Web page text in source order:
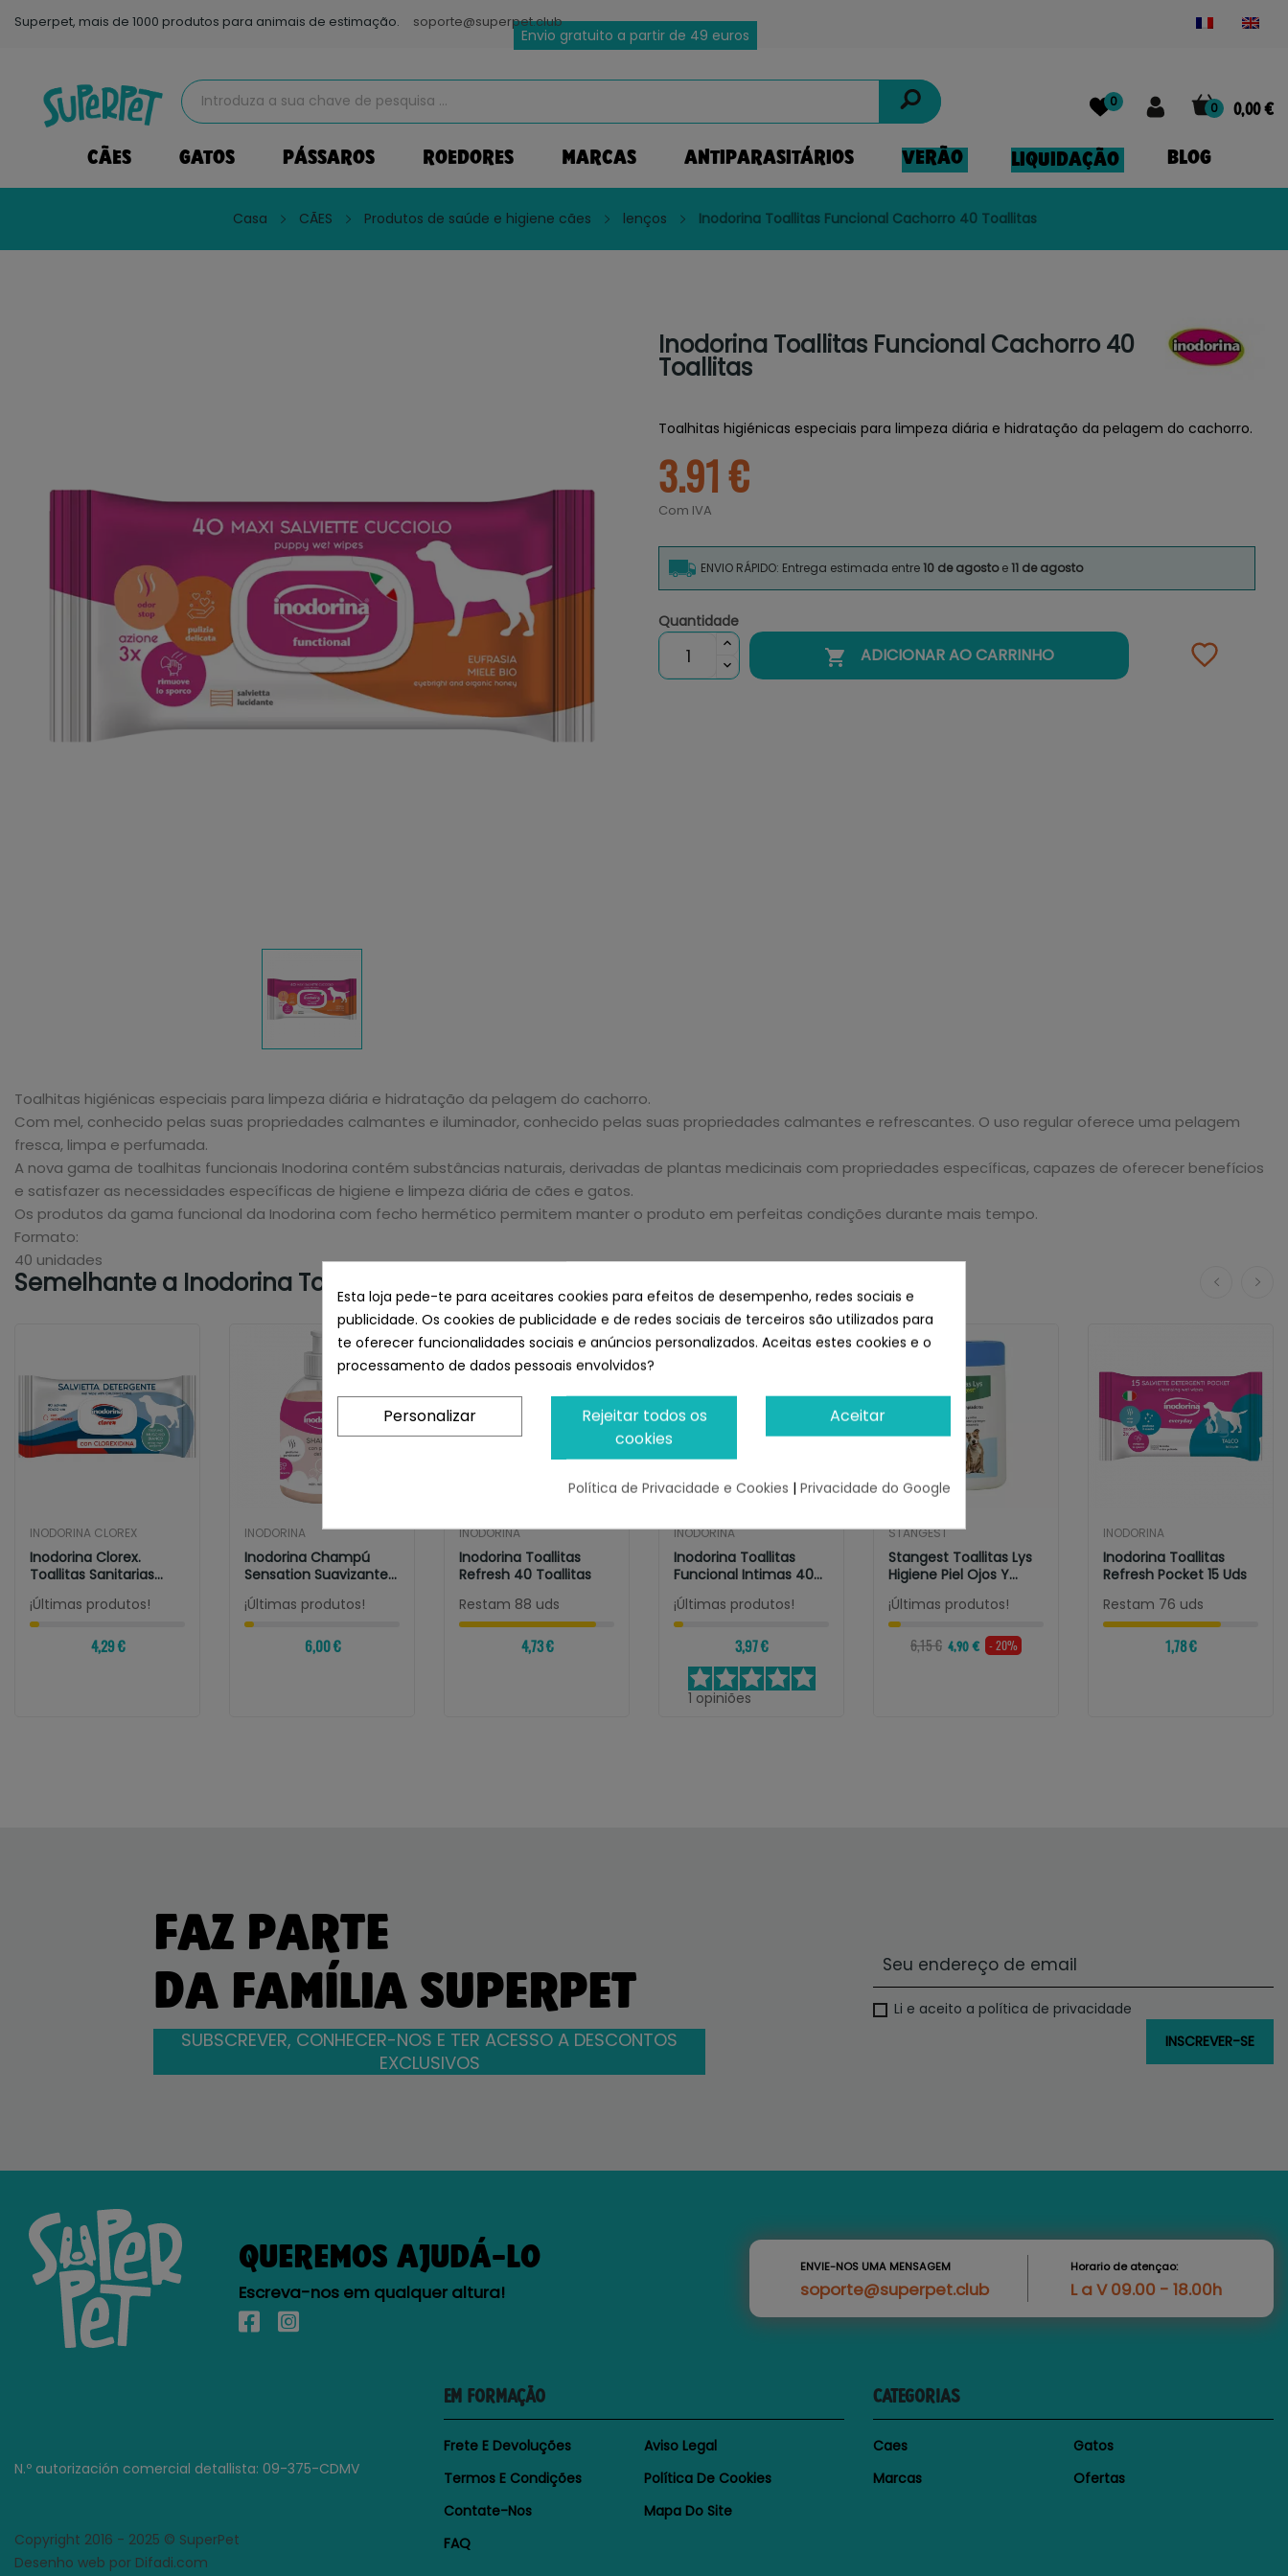
Superpet, mais de 1000 produtos para animais de estimação. soporte@superpet.club
Envio gratuito a partir de 49 euros
0 0,00 €
0
CÃES GATOS PÁSSAROS ROEDORES MARCAS ANTIPARASITÁRIOS VERÃO LIQUIDAÇÃO BLOG
Casa CÃES Produtos de saúde e higiene cães lenços Inodorina Toallitas Funcional Cachorro 40 Toallitas
Inodorina Toallitas Funcional Cachorro 40
Toallitas
Toalhitas higiénicas especiais para limpeza diária e hidratação da pelagem do cachorro.
3.91 €
Com IVA
ENVIO RÁPIDO: Entrega estimada entre10 de agostoe11 de agosto
Quantidade
 ADICIONAR AO CARRINHO
Toalhitas higiénicas especiais para limpeza diária e hidratação da pelagem do cachorro.
Com mel, conhecido pelas suas propriedades calmantes e iluminador, conhecido pelas suas propriedades calmantes e refrescantes. O uso regular oferece uma pelagem
fresca, limpa e perfumada.
A nova gama de toalhitas funcionais Inodorina contém substâncias naturais, derivadas de plantas medicinais com propriedades específicas, capazes de oferecer benefícios
e satisfazer as necessidades específicas de higiene e limpeza diária de cães e gatos.
Os produtos da gama funcional da Inodorina com fecho hermético permitem manter o produto em perfeitas condições durante mais tempo.
Formato:
40 unidades
Semelhante a Inodorina Toallitas Funcional Cachorro 40 Toallitas
INODORINA CLOREX
Inodorina Clorex.
Toallitas Sanitarias
Para Perros...
¡Últimas produtos!
4,29 €
INODORINA
Inodorina Champú
Sensation Suavizante
Para Perros...
¡Últimas produtos!
6,00 €
INODORINA
Inodorina Toallitas
Refresh 40 Toallitas
Restam 88 uds
4,73 €
INODORINA
Inodorina Toallitas
Funcional Intimas 40
Toallitas
¡Últimas produtos!
3,97 €
1 opiniões
STANGEST
Stangest Toallitas Lys
Higiene Piel Ojos Y
Oido
¡Últimas produtos!
6,15 € 4,90 € - 20%
INODORINA
Inodorina Toallitas
Refresh Pocket 15 Uds
Restam 76 uds
1,78 €
FAZ PARTE
DA FAMÍLIA SUPERPET
SUBSCREVER, CONHECER-NOS E TER ACESSO A DESCONTOS
EXCLUSIVOS
Li e aceito a política de privacidade
QUEREMOS AJUDÁ-LO
Escreva-nos em qualquer altura!
ENVIE-NOS UMA MENSAGEM
soporte@superpet.club
Horario de atençao:
L a V 09.00 - 18.00h
N.º autorización comercial detallista: 09-375-CDMV
Copyright 2016 - 2025 © SuperPet
Desenho web por Difadi.com
EM FORMAÇÃO
Frete E Devoluções
Aviso Legal
Termos E Condições
Política De Cookies
Contate-Nos
Mapa Do Site
FAQ
CATEGORIAS
Caes
Gatos
Marcas
Ofertas
Esta loja pede-te para aceitares cookies para efeitos de desempenho, redes sociais e
publicidade. Os cookies de publicidade e de redes sociais de terceiros são utilizados para
te oferecer funcionalidades sociais e anúncios personalizados. Aceitas estes cookies e o
processamento de dados pessoais envolvidos?
Aceitar
Rejeitar todos os
cookies
Personalizar
Política de Privacidade e Cookies | Privacidade do Google